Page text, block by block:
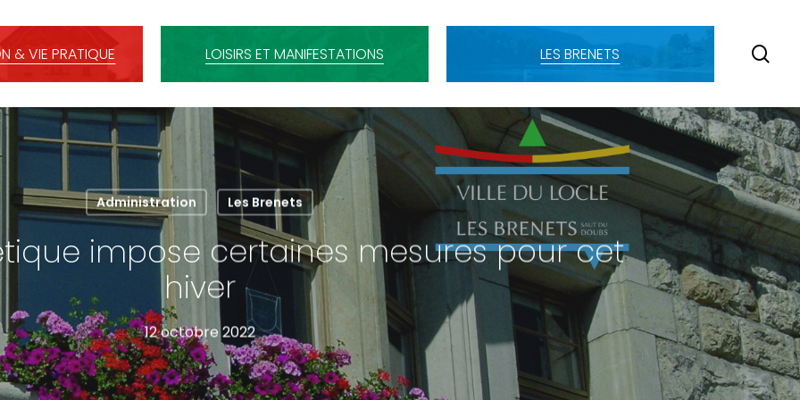
& VIE PRATIQUE LOISIRS ET MANIFESTATIONS LES BRENETS
Administration Les Brenets
impose certaines mesures pour cet
hiver
12 octobre 2022